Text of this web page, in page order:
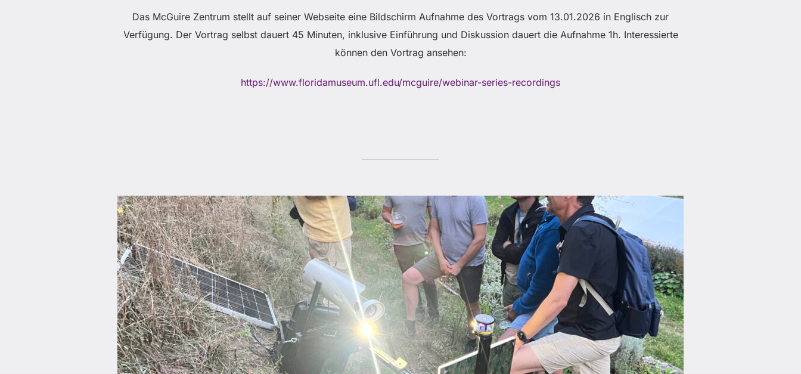
Das McGuire Zentrum stellt auf seiner Webseite eine Bildschirm Aufnahme des Vortrags vom 13.01.2026 in Englisch zur
Verfügung. Der Vortrag selbst dauert 45 Minuten, inklusive Einführung und Diskussion dauert die Aufnahme 1h. Interessierte
können den Vortrag ansehen:
https://www.floridamuseum.ufl.edu/mcguire/webinar-series-recordings